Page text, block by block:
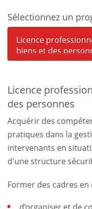
Sélectionnez un
Licence
biens et des
Licence
des personnes
Acquérir des
pratiques dans la
intervenants en
d'une structure
Former des cadres en